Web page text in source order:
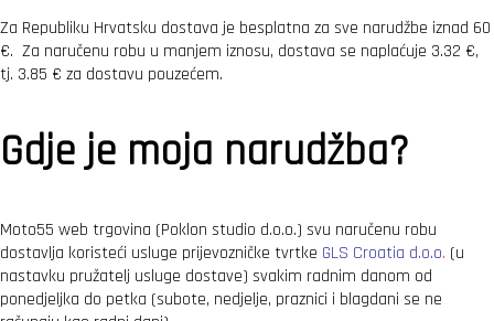
Za Republiku Hrvatsku dostava je besplatna za sve narudžbe iznad 60
€. Za naručenu robu u manjem iznosu, dostava se naplaćuje 3.32 €,
tj. 3.85 € za dostavu pouzećem.
Gdje je moja narudžba?
Moto55 web trgovina (Poklon studio d.o.o.) svu naručenu robu
dostavlja koristeći usluge prijevozničke tvrtke GLS Croatia d.o.o. (u
nastavku pružatelj usluge dostave) svakim radnim danom od
ponedjeljka do petka (subote, nedjelje, praznici i blagdani se ne